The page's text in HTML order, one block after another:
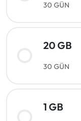
30 GÜN
20 GB
30 GÜN
1 GB